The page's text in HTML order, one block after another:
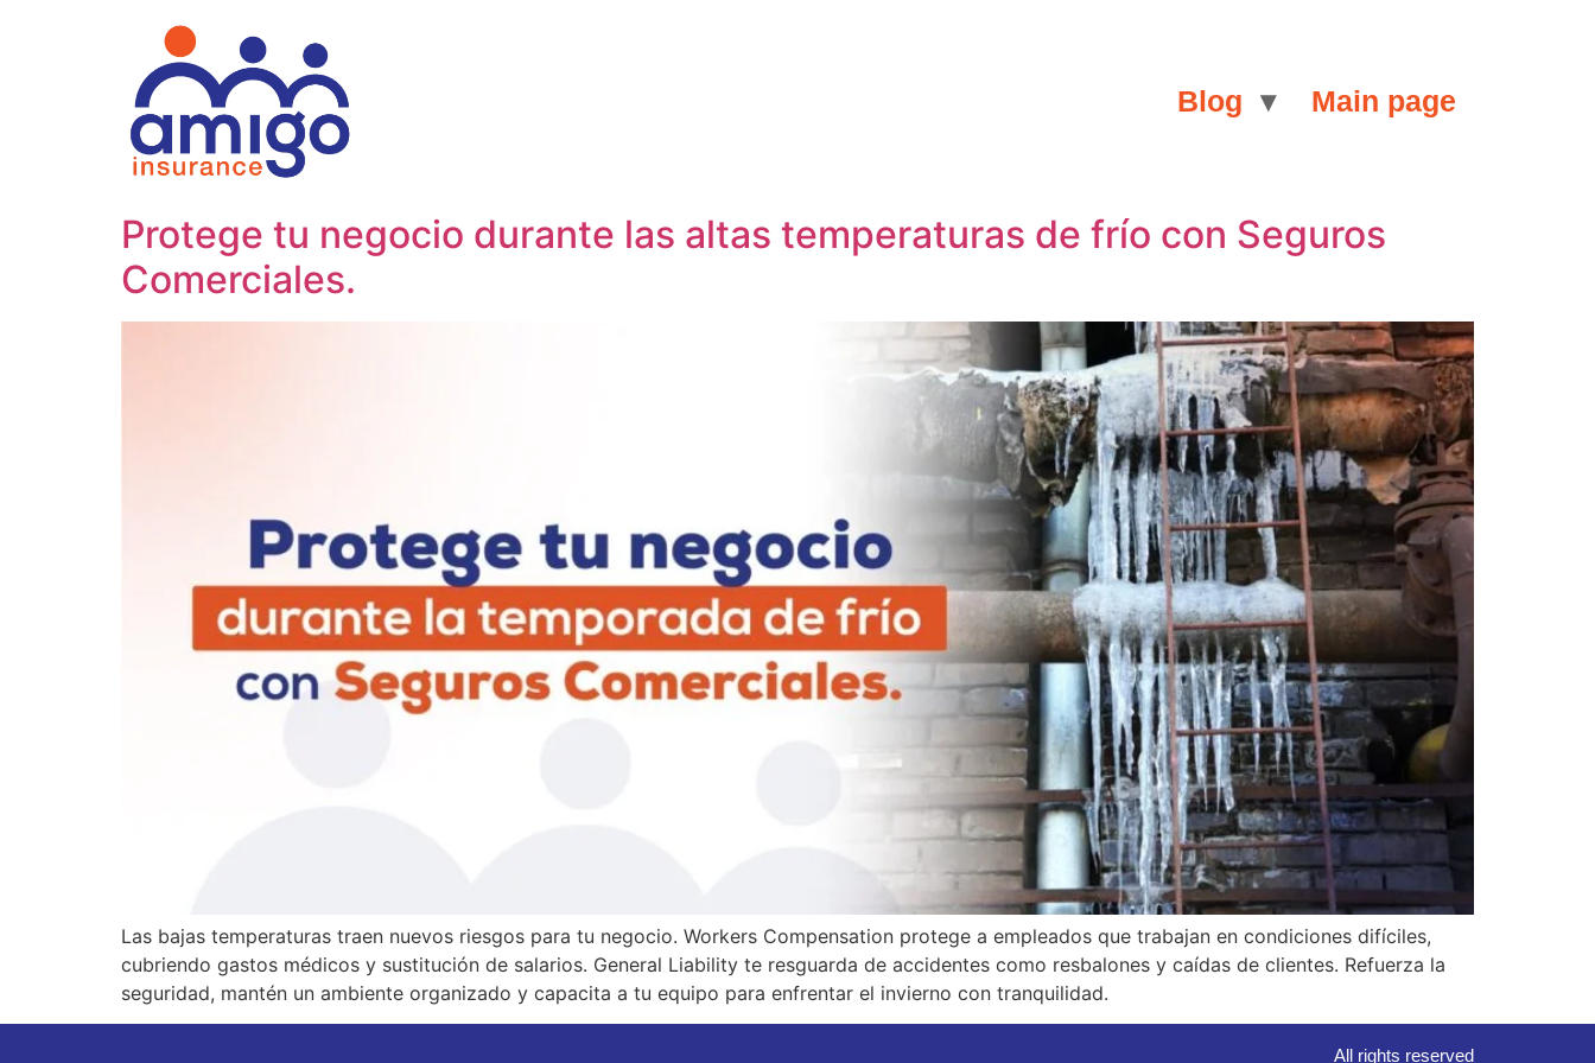
Blog Main page
Protege tu negocio durante las altas temperaturas de frío con Seguros
Comerciales.
Las bajas temperaturas traen nuevos riesgos para tu negocio. Workers Compensation protege a empleados que trabajan en condiciones difíciles,
cubriendo gastos médicos y sustitución de salarios. General Liability te resguarda de accidentes como resbalones y caídas de clientes. Refuerza la
seguridad, mantén un ambiente organizado y capacita a tu equipo para enfrentar el invierno con tranquilidad.
All rights reserved